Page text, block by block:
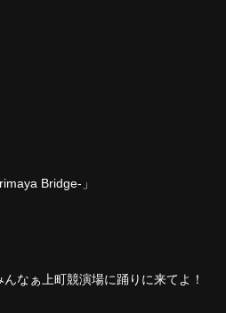
Bridge-」
なぁ上町競演場に踊りに来てよ！